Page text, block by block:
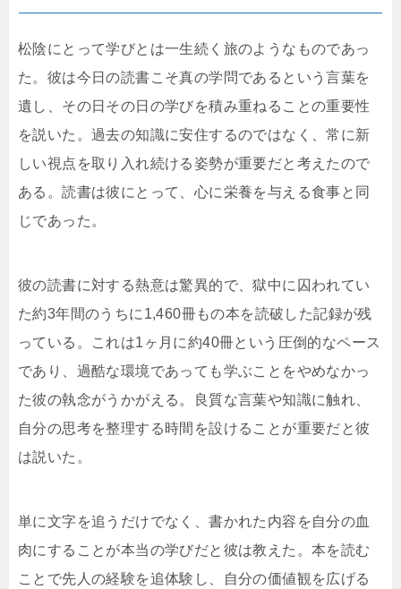
松陰にとって学びとは一生続く旅のようなものであっ
た。彼は今日の読書こそ真の学問であるという言葉を
遺し、その日その日の学びを積み重ねることの重要性
を説いた。過去の知識に安住するのではなく、常に新
しい視点を取り入れ続ける姿勢が重要だと考えたので
ある。読書は彼にとって、心に栄養を与える食事と同
じであった。
彼の読書に対する熱意は驚異的で、獄中に囚われてい
た約3年間のうちに1,460冊もの本を読破した記録が残
っている。これは1ヶ月に約40冊という圧倒的なペース
であり、過酷な環境であっても学ぶことをやめなかっ
た彼の執念がうかがえる。良質な言葉や知識に触れ、
自分の思考を整理する時間を設けることが重要だと彼
は説いた。
単に文字を追うだけでなく、書かれた内容を自分の血
肉にすることが本当の学びだと彼は教えた。本を読む
ことで先人の経験を追体験し、自分の価値観を広げる